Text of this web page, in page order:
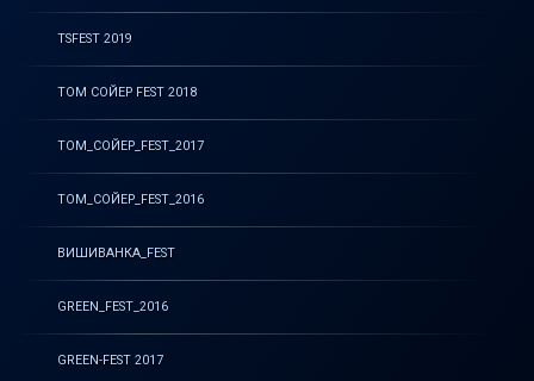
TSFEST 2019
ТОМ СОЙЕР FEST 2018
ТОМ_СОЙЕР_FEST_2017
ТОМ_СОЙЕР_FEST_2016
ВИШИВАНКА_FEST
GREEN_FEST_2016
GREEN-FEST 2017